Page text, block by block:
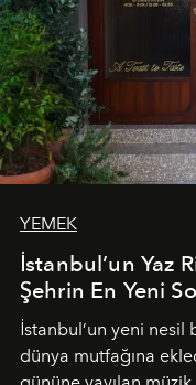
YEMEK
İstanbul’un Yaz
Şehrin En Yeni
İstanbul’un yeni nesil
dünya mutfağına